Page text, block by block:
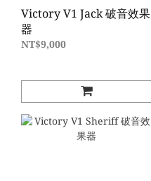
Victory V1 Jack 破音效果
器
NT$9,000